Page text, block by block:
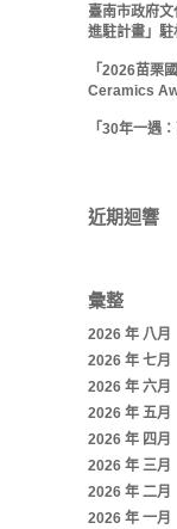
臺南市政府
進駐計畫」
「2026苗栗
Ceramics
「30年一遇
近期迴響
彙整
2026 年 八月
2026 年 七月
2026 年 六月
2026 年 五月
2026 年 四月
2026 年 三月
2026 年 二月
2026 年 一月